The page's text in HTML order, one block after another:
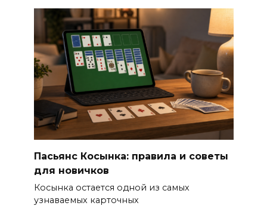
Пасьянс Косынка: правила и советы
для новичков
Косынка остается одной из самых
узнаваемых карточных